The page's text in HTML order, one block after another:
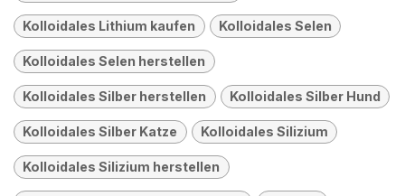
Kolloidales Lithium kaufen Kolloidales Selen
Kolloidales Selen herstellen
Kolloidales Silber herstellen Kolloidales Silber Hund
Kolloidales Silber Katze Kolloidales Silizium
Kolloidales Silizium herstellen